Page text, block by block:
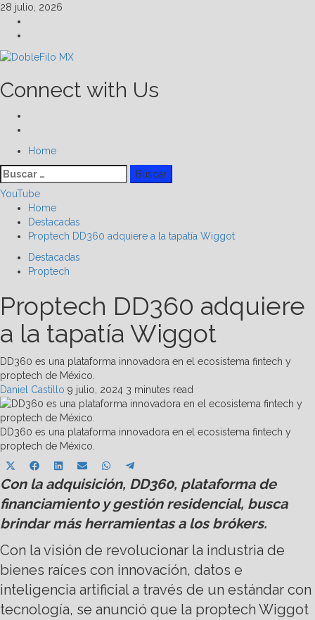
Skip
content
28 julio, 2026
Connect with Us
Primary
Menu
Home
Buscar:
YouTube
Home
Destacadas
Proptech DD360 adquiere a la tapatía Wiggot
Destacadas
Proptech
Proptech DD360 adquiere
a la tapatía Wiggot
DD360 es una plataforma innovadora en el ecosistema fintech y
proptech de México.
Daniel Castillo 9 julio, 2024 3 minutes read
DD360 es una plataforma innovadora en el ecosistema fintech y
proptech de México.
Share
on
(Twitter)
Share
on
Facebook
Share
on
LinkedInShare
on
Email
Share
on
WhatsApp
on
Con la adquisición, DD360, plataforma de
financiamiento y gestión residencial, busca
brindar más herramientas a los brókers.
Con la visión de revolucionar la industria de
bienes raíces con innovación, datos e
inteligencia artificial a través de un estándar con
tecnología, se anunció que la proptech Wiggot